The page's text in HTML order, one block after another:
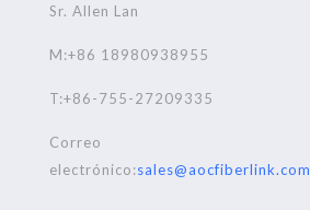
Sr. Allen Lan
M:+86 18980938955
T:+86-755-27209335
Correo
electrónico:sales@aocfiberlink.com